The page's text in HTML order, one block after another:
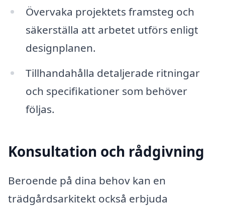
Övervaka projektets framsteg och
säkerställa att arbetet utförs enligt
designplanen.
Tillhandahålla detaljerade ritningar
och specifikationer som behöver
följas.
Konsultation och rådgivning
Beroende på dina behov kan en
trädgårdsarkitekt också erbjuda